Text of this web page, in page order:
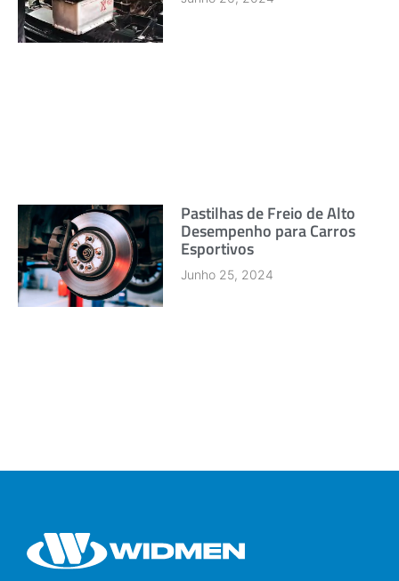
Pastilhas de Freio de Alto
Desempenho para Carros
Esportivos
Junho 25, 2024